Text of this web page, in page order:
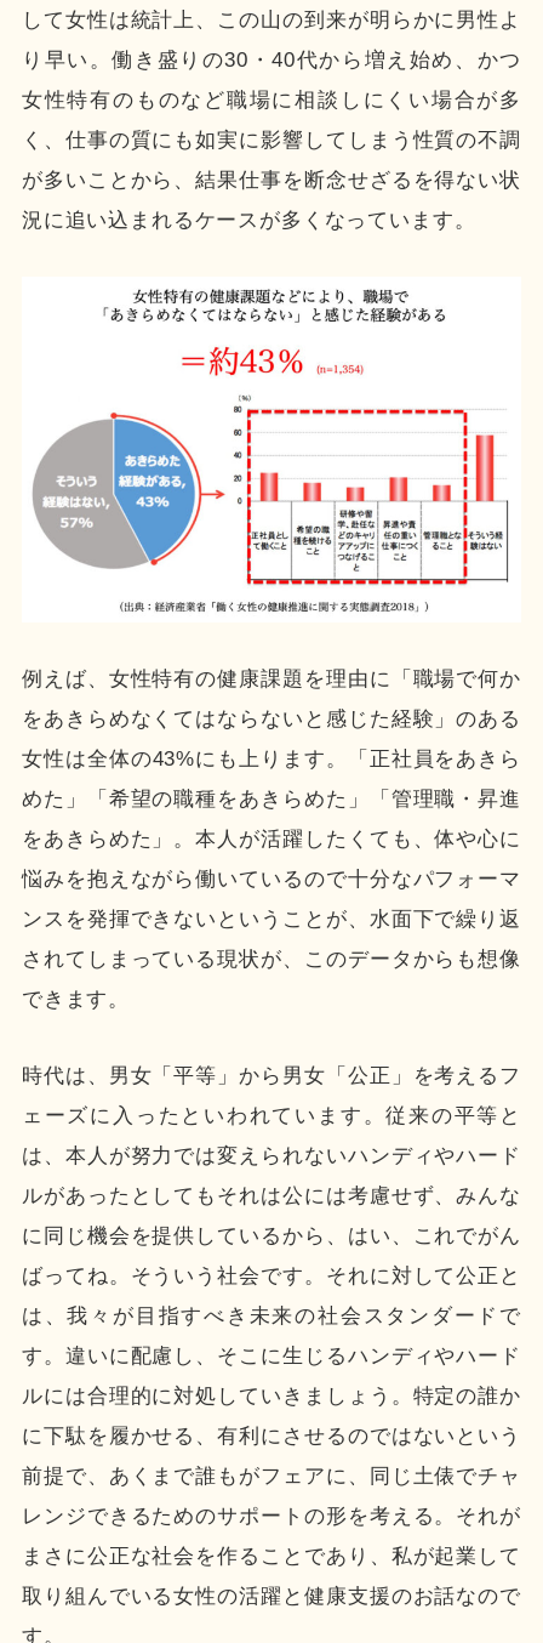
して女性は統計上、この山の到来が明らかに男性よ
り早い。働き盛りの30・40代から増え始め、かつ
女性特有のものなど職場に相談しにくい場合が多
く、仕事の質にも如実に影響してしまう性質の不調
が多いことから、結果仕事を断念せざるを得ない状
況に追い込まれるケースが多くなっています。
例えば、女性特有の健康課題を理由に「職場で何か
をあきらめなくてはならないと感じた経験」のある
女性は全体の43%にも上ります。「正社員をあきら
めた」「希望の職種をあきらめた」「管理職・昇進
をあきらめた」。本人が活躍したくても、体や心に
悩みを抱えながら働いているので十分なパフォーマ
ンスを発揮できないということが、水面下で繰り返
されてしまっている現状が、このデータからも想像
できます。
時代は、男女「平等」から男女「公正」を考えるフ
ェーズに入ったといわれています。従来の平等と
は、本人が努力では変えられないハンディやハード
ルがあったとしてもそれは公には考慮せず、みんな
に同じ機会を提供しているから、はい、これでがん
ばってね。そういう社会です。それに対して公正と
は、我々が目指すべき未来の社会スタンダードで
す。違いに配慮し、そこに生じるハンディやハード
ルには合理的に対処していきましょう。特定の誰か
に下駄を履かせる、有利にさせるのではないという
前提で、あくまで誰もがフェアに、同じ土俵でチャ
レンジできるためのサポートの形を考える。それが
まさに公正な社会を作ることであり、私が起業して
取り組んでいる女性の活躍と健康支援のお話なので
す。